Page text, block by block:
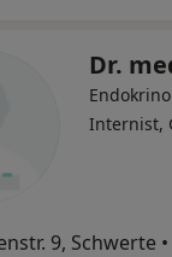
Dr.
Internist,
9, Schwerte •